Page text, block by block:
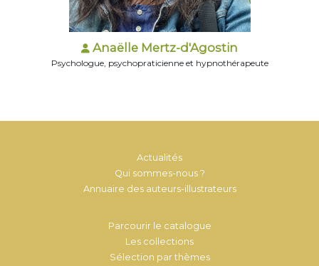
Anaëlle Mertz-d'Agostin
Psychologue, psychopraticienne et hypnothérapeute
Actualités
Qui sommes-nous ?
Annuaire des auteurs-illustrateurs
Parcourir le catalogue
Les collections
Sélection par thèmes